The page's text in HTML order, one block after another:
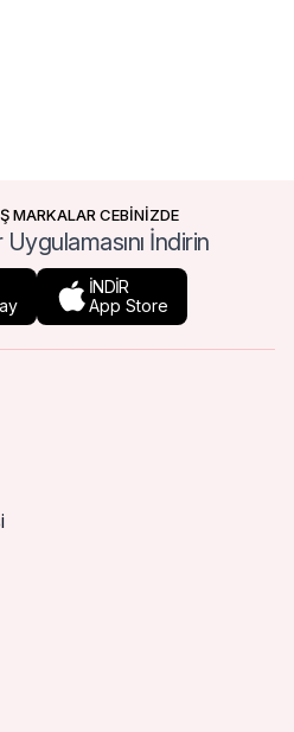
MARKALAR CEBİNİZDE
İndirin
İNDİR
App Store